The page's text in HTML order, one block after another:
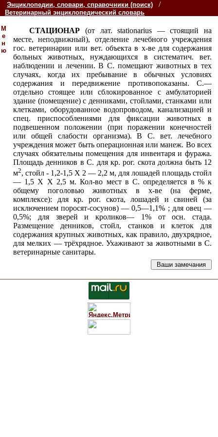
Энциклопедии, словари, справочники (поиск) /
Ветеринарный энциклопедический словарь
М
е
н
ю
СТАЦИОНАР (от лат. stationarius — стоящий на
месте, неподвижный), отделение лечебного учреждения
гос. ветеринарии или вет. объекта в х-ве для содержания
больных животных, нуждающихся в систематич. вет.
наблюдении и лечении. В С. помещают животных в тех
случаях, когда их пребывание в обычных условиях
содержания и передвижение противопоказаны. С.—
отдельно стоящее или сблокированное с амбулаторией
здание (помещение) с денниками, стойлами, станками или
клетками, оборудованное водопроводом, канализацией и
спец. приспособлениями для фиксации животных в
подвешенном положении (при поражении конечностей
или общей слабости организма). В С. вет. лечебного
учреждения может быть операционная или манеж. Во всех
случаях обязательны помещения для инвентаря и фуража.
Площадь денников в С. для кр. рог. скота должна быть 12
м2, стойл - 1,2-1,5 X 2 — 2,2 м, для лошадей площадь стойл
— 1,5 X X 2,5 м. Кол-во мест в С. определяется в % к
общему поголовью животных в х-ве (на ферме,
комплексе): для кр. рог. скота, лошадей и свиней (за
исключением поросят-сосунов) — 0,5—1,1% ; для овец —
0,5%; для зверей и кроликов— 1% от осн. стада.
Размещение денников, стойл, станков и клеток для
содержания крупных животных, как правило, двухрядное,
для мелких — трёхрядное. Ухаживают за животными в С.
ветеринарные санитары.